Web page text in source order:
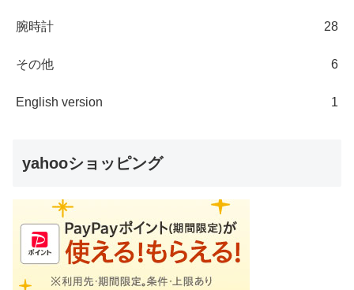
腕時計 28
その他 6
English version 1
yahooショッピング